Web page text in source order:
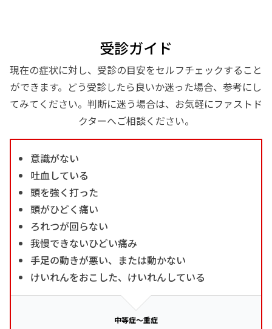
受診ガイド
現在の症状に対し、受診の目安をセルフチェックすること
ができます。どう受診したら良いか迷った場合、参考にし
てみてください。判断に迷う場合は、お気軽にファストド
クターへご相談ください。
意識がない
吐血している
頭を強く打った
頭がひどく痛い
ろれつが回らない
我慢できないひどい痛み
手足の動きが悪い、または動かない
けいれんをおこした、けいれんしている
中等症～重症